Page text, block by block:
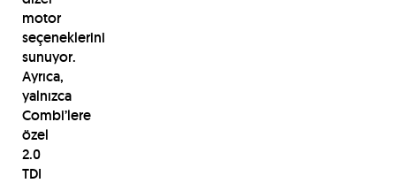
motor
seçeneklerini
sunuyor.
Ayrıca,
yalnızca
Combi’lere
özel
2.0
TDI